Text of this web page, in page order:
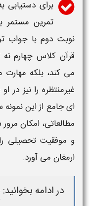
برای دستیابی
تمرین مستمر
نوبت دوم با جواب
قرآن کلاس چهارم
می کند، بلکه مهارت
غیرمنتظره را نیز
ای جامع از ایننمونه
مطالعاتی، امکان
و موفقیت تحصیلی
ارمغان می آورد.
در ادامه بخوانید: